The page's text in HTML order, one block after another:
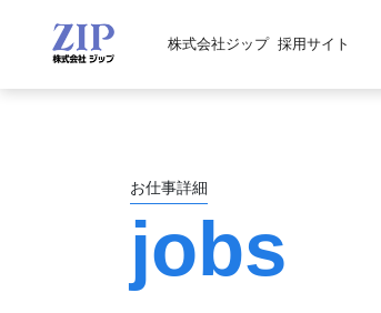
株式会社ジップ 採用サイト
お仕事詳細
jobs